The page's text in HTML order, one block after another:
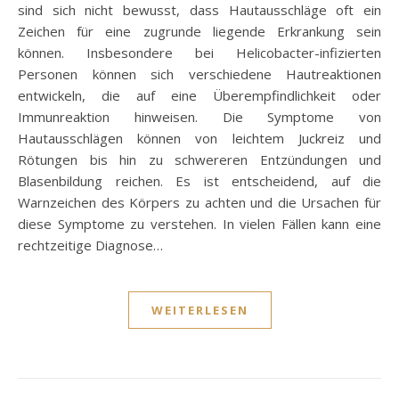
sind sich nicht bewusst, dass Hautausschläge oft ein
Zeichen für eine zugrunde liegende Erkrankung sein
können. Insbesondere bei Helicobacter-infizierten
Personen können sich verschiedene Hautreaktionen
entwickeln, die auf eine Überempfindlichkeit oder
Immunreaktion hinweisen. Die Symptome von
Hautausschlägen können von leichtem Juckreiz und
Rötungen bis hin zu schwereren Entzündungen und
Blasenbildung reichen. Es ist entscheidend, auf die
Warnzeichen des Körpers zu achten und die Ursachen für
diese Symptome zu verstehen. In vielen Fällen kann eine
rechtzeitige Diagnose…
WEITERLESEN